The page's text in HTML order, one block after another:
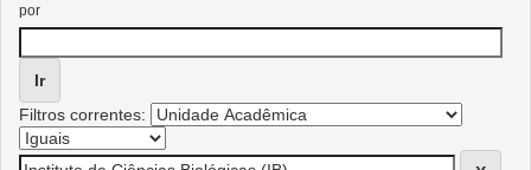
por
Filtros correntes: